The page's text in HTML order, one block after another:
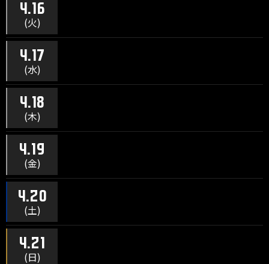
4.16
(火)
4.17
(水)
4.18
(木)
4.19
(金)
4.20
(土)
4.21
(日)